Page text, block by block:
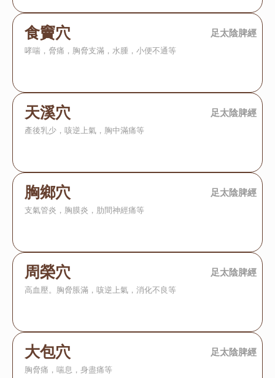
食竇穴 足太陰脾經
哮喘，脅痛，胸脅支滿，水腫，小便不通等
天溪穴 足太陰脾經
產後乳少，咳逆上氣，胸中滿痛等
胸鄉穴 足太陰脾經
支氣管炎，胸膜炎，肋間神經痛等
周榮穴 足太陰脾經
高血壓。胸脅脹滿，咳逆上氣，消化不良等
大包穴 足太陰脾經
胸脅痛，喘息，身盡痛等